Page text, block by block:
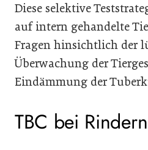
Diese selektive
auf intern gehandelte
Fragen hinsichtlich der
Überwachung der
Eindämmung der
TBC bei